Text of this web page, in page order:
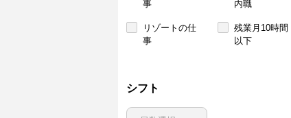
事
内職
リゾートの仕
事
残業月10時間
以下
シフト